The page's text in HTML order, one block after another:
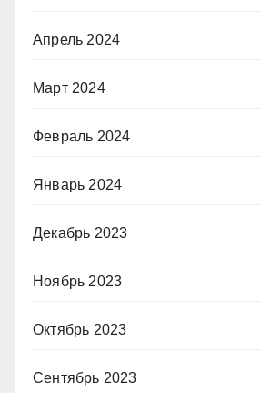
Апрель 2024
Март 2024
Февраль 2024
Январь 2024
Декабрь 2023
Ноябрь 2023
Октябрь 2023
Сентябрь 2023